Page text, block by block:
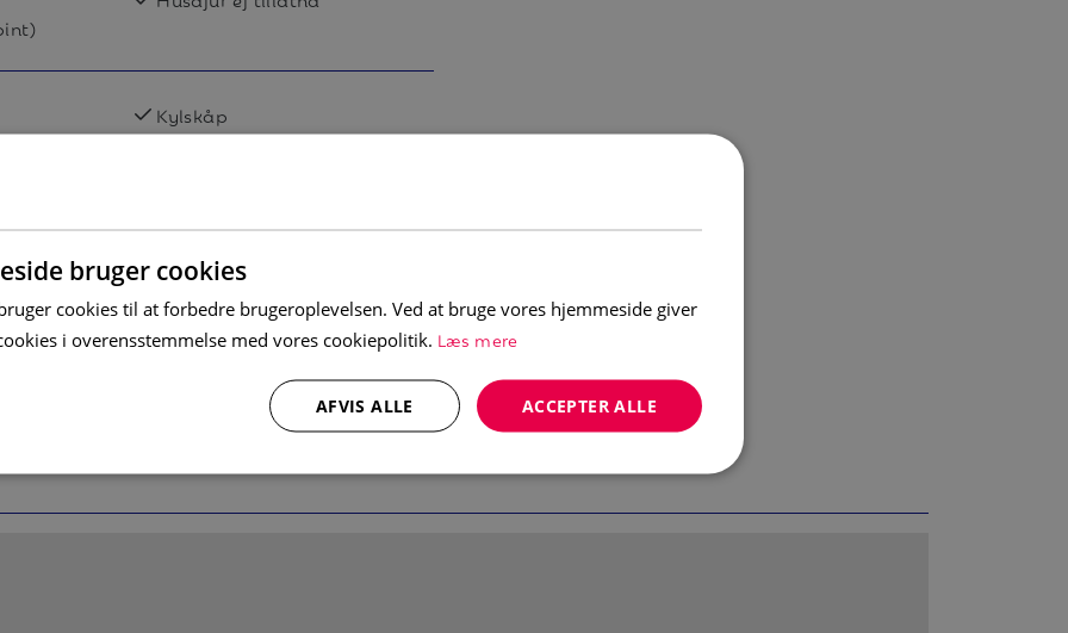
Etter en dag med aktiviteter kan
variasjoner kan forekomme.
Kylskåp
Diskmaskin
Skidskåp
bruger cookies
cookies til at forbedre brugeroplevelsen. Ved at bruge vores hjemmeside giver
i overensstemmelse med vores cookiepolitik. Læs mere
ACCEPTER ALLE
AFVIS ALLE